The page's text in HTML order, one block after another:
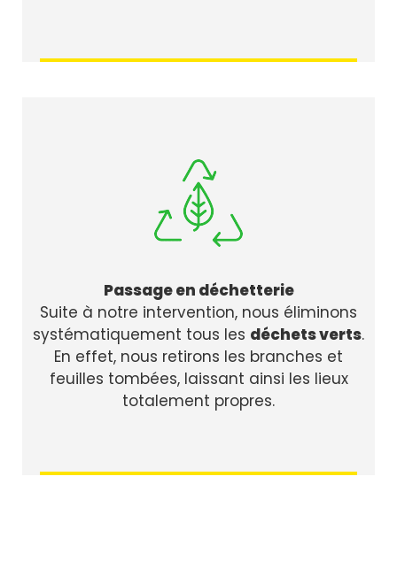
Passage en déchetterie
Suite à notre intervention, nous éliminons
systématiquement tous les déchets verts.
En effet, nous retirons les branches et
feuilles tombées, laissant ainsi les lieux
totalement propres.